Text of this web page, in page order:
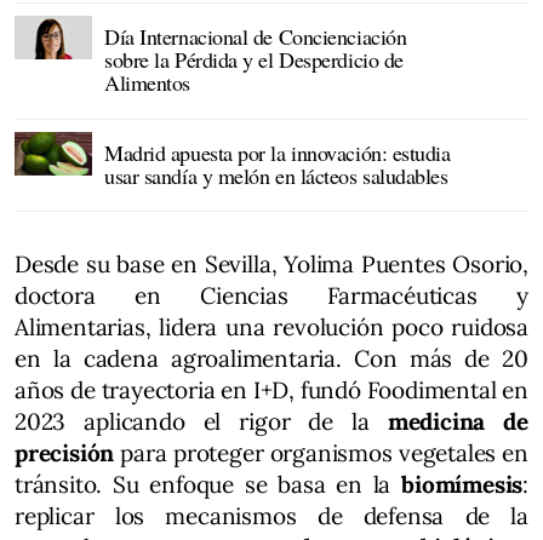
Día Internacional de Concienciación
sobre la Pérdida y el Desperdicio de
Alimentos
Madrid apuesta por la innovación: estudia
usar sandía y melón en lácteos saludables
Desde su base en Sevilla, Yolima Puentes Osorio,
doctora en Ciencias Farmacéuticas y
Alimentarias, lidera una revolución poco ruidosa
en la cadena agroalimentaria. Con más de 20
años de trayectoria en I+D, fundó Foodimental en
2023 aplicando el rigor de la medicina de
precisión para proteger organismos vegetales en
tránsito. Su enfoque se basa en labiomímesis:
replicar los mecanismos de defensa de la